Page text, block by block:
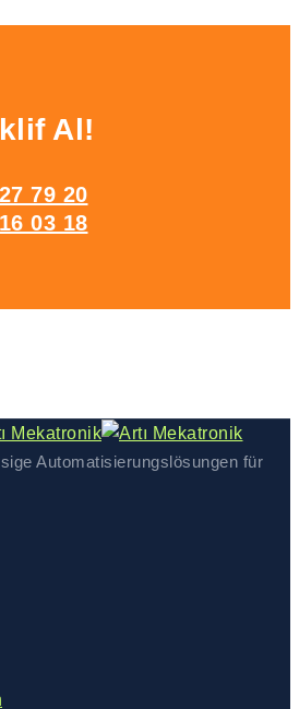
Al!
79 20
03 18
Automatisierungslösungen für